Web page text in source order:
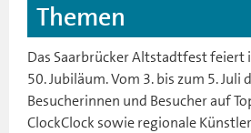
Themen
Das Saarbrücker Altstadtfest feiert
50. Jubiläum. Vom 3. bis zum 5. Juli
Besucherinnen und Besucher auf
ClockClock sowie regionale